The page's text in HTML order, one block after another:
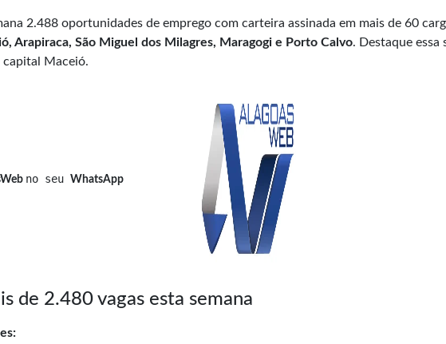
2.488 oportunidades de emprego com carteira assinada em mais de 60
Arapiraca, São Miguel dos Milagres, Maragogi e Porto Calvo. Destaque essa
capital Maceió.
no seu WhatsApp
de 2.480 vagas esta semana